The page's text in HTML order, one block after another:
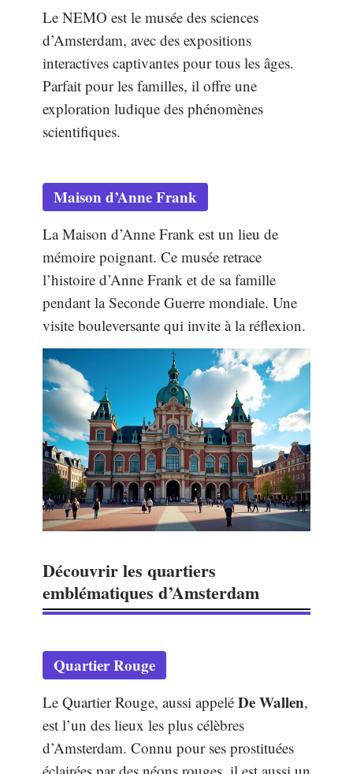
Le NEMO est le musée des sciences
d’Amsterdam, avec des expositions
interactives captivantes pour tous les âges.
Parfait pour les familles, il offre une
exploration ludique des phénomènes
scientifiques.
Maison d’Anne Frank
La Maison d’Anne Frank est un lieu de
mémoire poignant. Ce musée retrace
l’histoire d’Anne Frank et de sa famille
pendant la Seconde Guerre mondiale. Une
visite bouleversante qui invite à la réflexion.
Découvrir les quartiers
emblématiques d’Amsterdam
Quartier Rouge
Le Quartier Rouge, aussi appelé De Wallen,
est l’un des lieux les plus célèbres
d’Amsterdam. Connu pour ses prostituées